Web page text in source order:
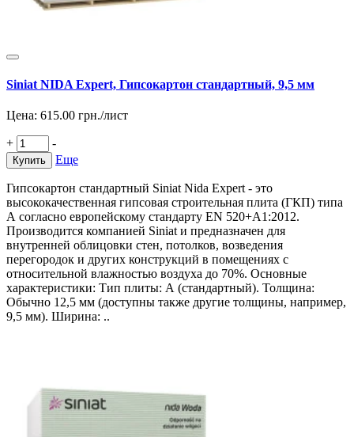
Siniat NIDA Expert, Гипсокартон стандартный, 9,5 мм
Цена: 615.00 грн./лист
+ -
Купить Еще
Гипсокартон стандартный Siniat Nida Expert - это
высококачественная гипсовая строительная плита (ГКП) типа
А согласно европейскому стандарту EN 520+A1:2012.
Производится компанией Siniat и предназначен для
внутренней облицовки стен, потолков, возведения
перегородок и других конструкций в помещениях с
относительной влажностью воздуха до 70%. Основные
характеристики: Тип плиты: А (стандартный). Толщина:
Обычно 12,5 мм (доступны также другие толщины, например,
9,5 мм). Ширина: ..